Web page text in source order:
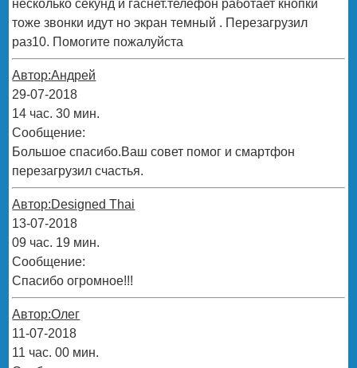
несколько секунд и гаснет.телефон работает кнопки
тоже звонки идут но экран темный . Перезагрузил
раз10. Помогите пожалуйста
Автор:Андрей
29-07-2018
14 час. 30 мин.
Сообщение:
Большое спасибо.Ваш совет помог и смартфон
перезагрузил счастья.
Автор:Designed Thai
13-07-2018
09 час. 19 мин.
Сообщение:
Спасибо огромное!!!
Автор:Олег
11-07-2018
11 час. 00 мин.